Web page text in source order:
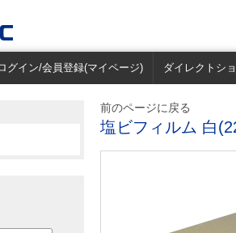
グイン/会員登録(マイページ) ダイレクトシ
前のページに戻る
塩ビフィルム 白